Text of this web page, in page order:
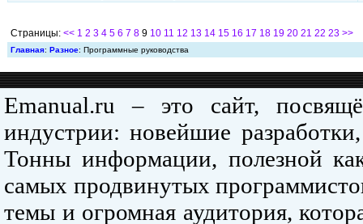
Страницы: << 1 2 3 4 5 6 7 89 10 11 12 13 14 15 16 17 18 19 20 21 22 23 >>
Главная: Разное: Программные руководства
Emanual.ru – это сайт,
индустрии: новейшие
Тонны информации, полезной
самых продвинутых
темы и огромная аудитория,